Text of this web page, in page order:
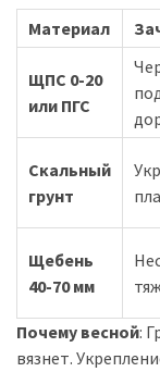
Материал
ЩПС 0-20
или ПГС
Скальный
грунт
Щебень
40-70 мм
Почему весной:
вязнет.